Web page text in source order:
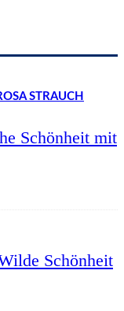
Schönheit mit
Schönheit